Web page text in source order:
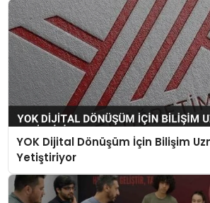
YOK Dijital Dönüşüm İçin Bilişim
Yetiştiriyor